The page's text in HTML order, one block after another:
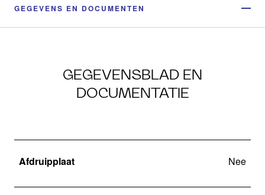
GEGEVENS EN DOCUMENTEN
GEGEVENSBLAD EN
DOCUMENTATIE
Afdruipplaat Nee